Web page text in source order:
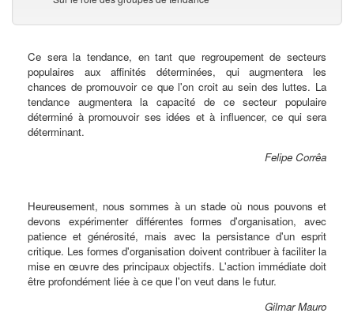
Ce sera la tendance, en tant que regroupement de secteurs
populaires aux affinités déterminées, qui augmentera les
chances de promouvoir ce que l'on croit au sein des luttes. La
tendance augmentera la capacité de ce secteur populaire
déterminé à promouvoir ses idées et à influencer, ce qui sera
déterminant.
Felipe Corrêa
Heureusement, nous sommes à un stade où nous pouvons et
devons expérimenter différentes formes d'organisation, avec
patience et générosité, mais avec la persistance d'un esprit
critique. Les formes d'organisation doivent contribuer à faciliter la
mise en œuvre des principaux objectifs. L'action immédiate doit
être profondément liée à ce que l'on veut dans le futur.
Gilmar Mauro